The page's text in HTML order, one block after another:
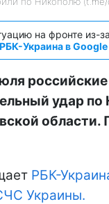
на фронте из-
РБК-Украина в Google
удар
области.
РБК-
Украины.